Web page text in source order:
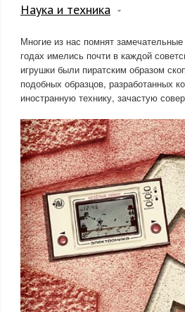
Наука и техника
Многие из нас помнят
годах имелись почти в каждой
игрушки были пиратским образом
подобных образцов, разработанных
иностранную технику, зачастую